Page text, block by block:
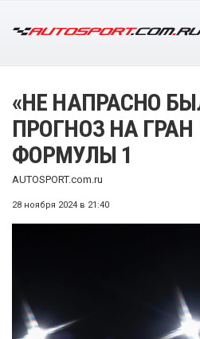
«НЕ НАПРАСНО
ПРОГНОЗ НА
ФОРМУЛЫ 1
AUTOSPORT.com.ru
28 ноября 2024 в 21:40